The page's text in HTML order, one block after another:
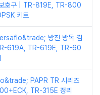
호구 | TR-819E, TR-800
키트
방진 방독 겸
619A, TR-619E, TR-60
PAPR TR 시리즈
TR-315E 정리